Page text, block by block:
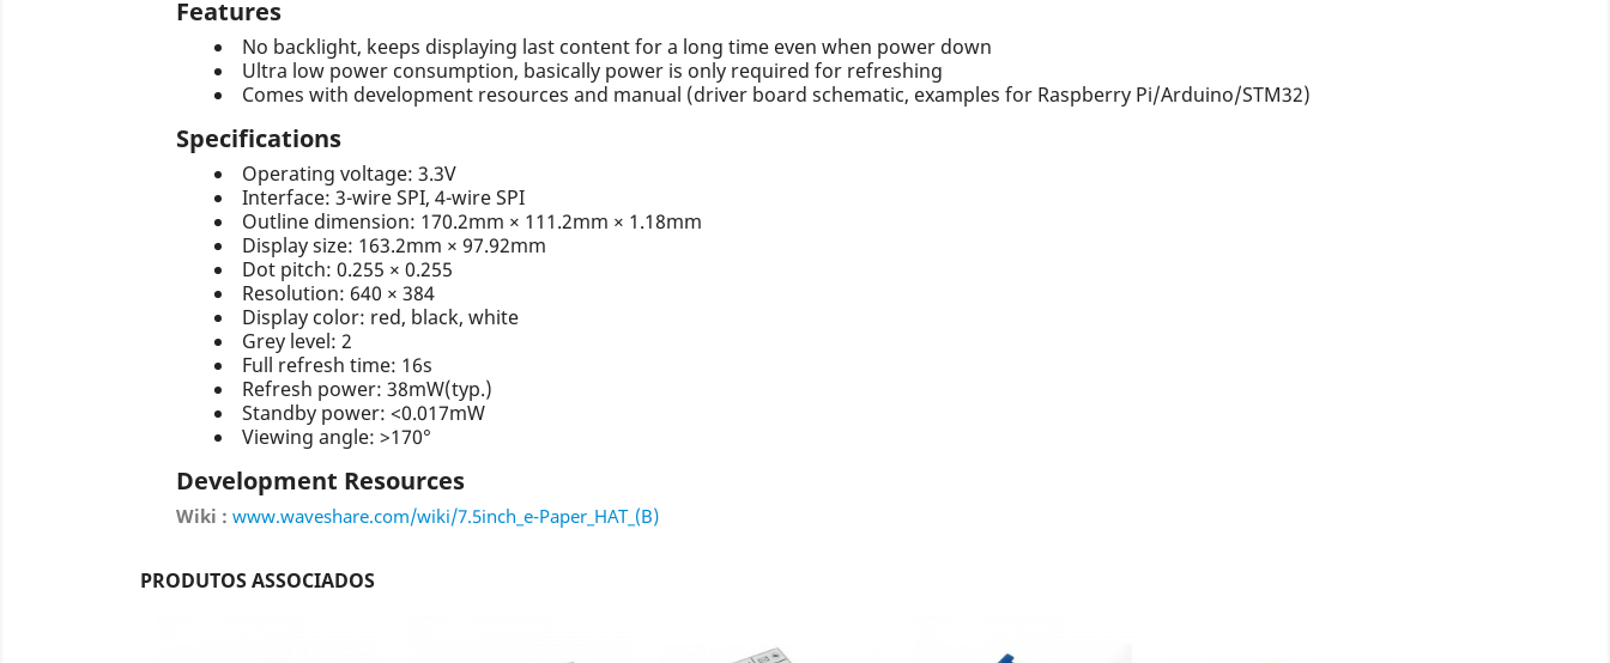
Features
No backlight, keeps displaying last content for a long time even when power down
Ultra low power consumption, basically power is only required for refreshing
Comes with development resources and manual (driver board schematic, examples for Raspberry Pi/Arduino/STM32)
Specifications
Operating voltage: 3.3V
Interface: 3-wire SPI, 4-wire SPI
Outline dimension: 170.2mm × 111.2mm × 1.18mm
Display size: 163.2mm × 97.92mm
Dot pitch: 0.255 × 0.255
Resolution: 640 × 384
Display color: red, black, white
Grey level: 2
Full refresh time: 16s
Refresh power: 38mW(typ.)
Standby power: <0.017mW
Viewing angle: >170°
Development Resources
Wiki : www.waveshare.com/wiki/7.5inch_e-Paper_HAT_(B)
PRODUTOS ASSOCIADOS